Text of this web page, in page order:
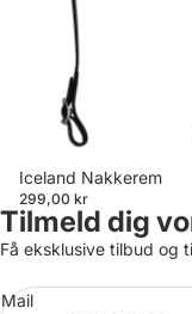
Iceland Nakkerem
299,00 kr
Tilmeld dig
Få eksklusive tilbud og
Mail